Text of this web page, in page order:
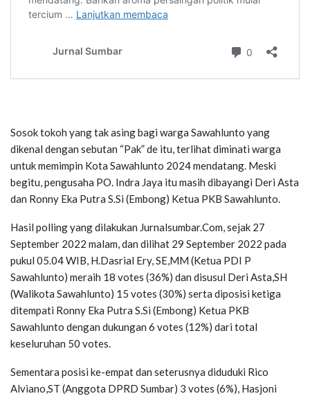
Sosok tokoh yang tak asing bagi warga Sawahlunto yang
dikenal dengan sebutan “Pak” de itu, terlihat diminati warga
untuk memimpin Kota Sawahlunto 2024 mendatang. Meski
begitu, pengusaha PO. Indra Jaya itu masih dibayangi Deri Asta
dan Ronny Eka Putra S.Si (Embong) Ketua PKB Sawahlunto.
Hasil polling yang dilakukan Jurnalsumbar.Com, sejak 27
September 2022 malam, dan dilihat 29 September 2022 pada
pukul 05.04 WIB, H.Dasrial Ery, SE,MM (Ketua PDI P
Sawahlunto) meraih 18 votes (36%) dan disusul Deri Asta,SH
(Walikota Sawahlunto) 15 votes (30%) serta diposisi ketiga
ditempati Ronny Eka Putra S.Si (Embong) Ketua PKB
Sawahlunto dengan dukungan 6 votes (12%) dari total
keseluruhan 50 votes.
Sementara posisi ke-empat dan seterusnya diduduki Rico
Alviano,ST (Anggota DPRD Sumbar) 3 votes (6%), Hasjoni